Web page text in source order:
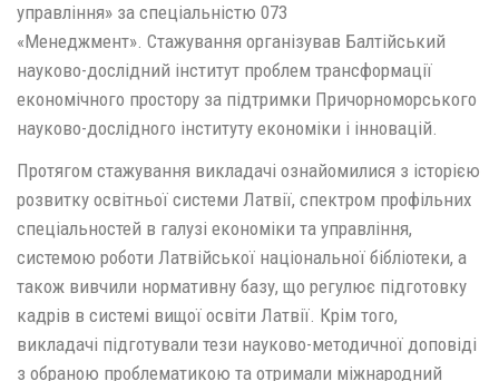
управління» за спеціальністю 073
«Менеджмент». Стажування організував Балтійський
науково-дослідний інститут проблем трансформації
економічного простору за підтримки Причорноморського
науково-дослідного інституту економіки і інновацій.
Протягом стажування викладачі ознайомилися з історією
розвитку освітньої системи Латвії, спектром профільних
спеціальностей в галузі економіки та управління,
системою роботи Латвійської національної бібліотеки, а
також вивчили нормативну базу, що регулює підготовку
кадрів в системі вищої освіти Латвії. Крім того,
викладачі підготували тези науково-методичної доповіді
з обраною проблематикою та отримали міжнародний